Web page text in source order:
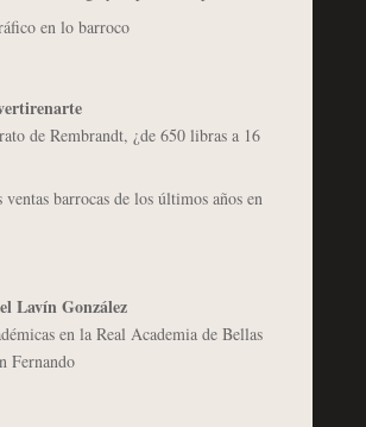
en lo barroco
de Rembrandt, ¿de 650 libras a 16
ventas barrocas de los últimos años en
Lavín González
en la Real Academia de Bellas
Fernando